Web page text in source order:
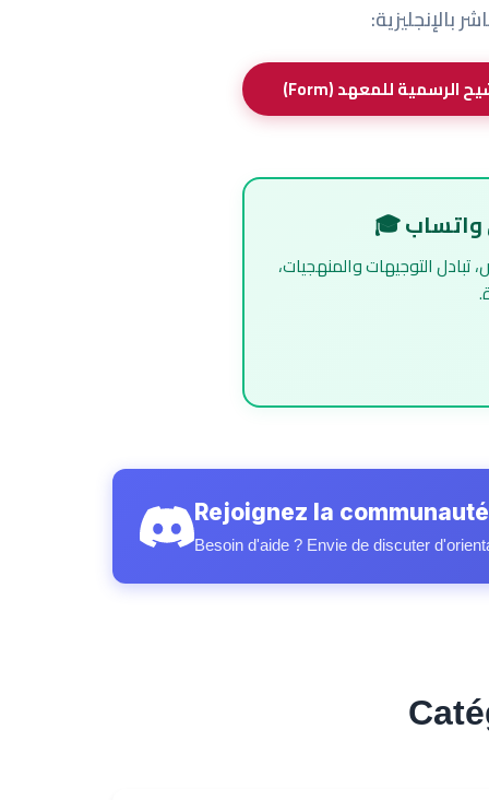
بالإنجليزية:
واتساب 🎓
التوجيهات والمنهجيات،
Rejoignez la
Besoin d'aide ? Envie de discuter